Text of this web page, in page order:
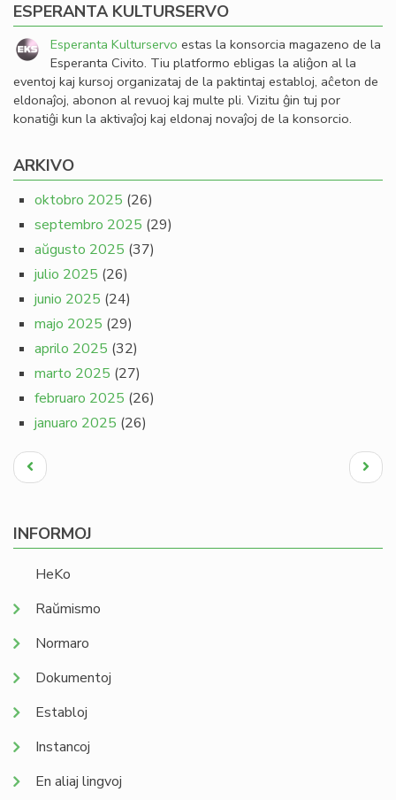
ESPERANTA KULTURSERVO
Esperanta Kulturservo estas la konsorcia magazeno de la
Esperanta Civito. Tiu platformo ebligas la aliĝon al la
eventoj kaj kursoj organizataj de la paktintaj establoj, aĉeton de
eldonaĵoj, abonon al revuoj kaj multe pli. Vizitu ĝin tuj por
konatiĝi kun la aktivaĵoj kaj eldonaj novaĵoj de la konsorcio.
ARKIVO
oktobro 2025 (26)
septembro 2025 (29)
aŭgusto 2025 (37)
julio 2025 (26)
junio 2025 (24)
majo 2025 (29)
aprilo 2025 (32)
marto 2025 (27)
februaro 2025 (26)
januaro 2025 (26)
Pagination
Antaŭa
paĝo
Next
page
INFORMOJ
HeKo
Raŭmismo
Normaro
Dokumentoj
Establoj
Instancoj
En aliaj lingvoj